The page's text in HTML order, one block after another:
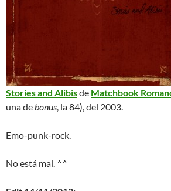
Stories and Alibisde Matchbook
una debonus, la 84), del 2003.
Emo-punk-rock.
No está mal. ^^